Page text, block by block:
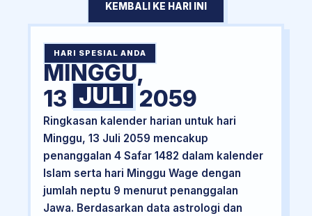
KEMBALI KE HARI INI
HARI SPESIAL ANDA
MINGGU,
13 JULI 2059
Ringkasan kalender harian untuk hari
Minggu, 13 Juli 2059 mencakup
penanggalan 4 Safar 1482 dalam kalender
Islam serta hari Minggu Wage dengan
jumlah neptu 9 menurut penanggalan
Jawa. Berdasarkan data astrologi dan